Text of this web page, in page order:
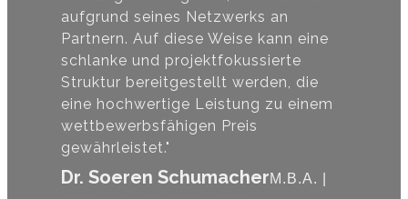
aufgrund seines Netzwerks an
Partnern. Auf diese Weise kann eine
schlanke und projektfokussierte
Struktur bereitgestellt werden, die
eine hochwertige Leistung zu einem
wettbewerbsfähigen Preis
gewährleistet."
Dr. Soeren SchumacherM.B.A. |